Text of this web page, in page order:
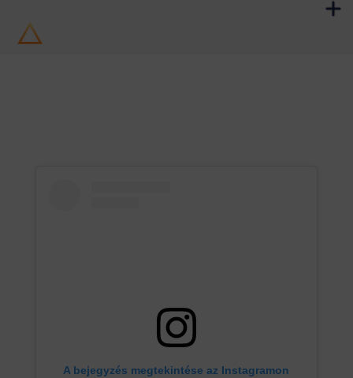
A bejegyzés megtekintése az Instagramon